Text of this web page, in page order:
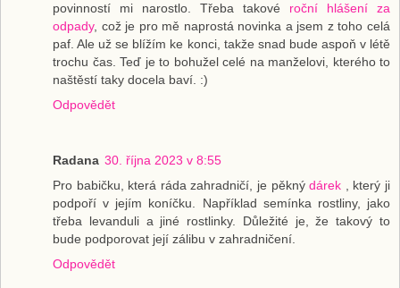
povinností mi narostlo. Třeba takové roční hlášení za
odpady, což je pro mě naprostá novinka a jsem z toho celá
paf. Ale už se blížím ke konci, takže snad bude aspoň v létě
trochu čas. Teď je to bohužel celé na manželovi, kterého to
naštěstí taky docela baví. :)
Odpovědět
Radana 30. října 2023 v 8:55
Pro babičku, která ráda zahradničí, je pěknýdárek , který ji
podpoří v jejím koníčku. Například semínka rostliny, jako
třeba levanduli a jiné rostlinky. Důležité je, že takový to
bude podporovat její zálibu v zahradničení.
Odpovědět